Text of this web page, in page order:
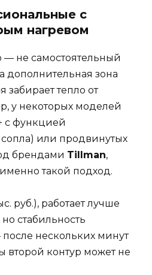
с
нагревом
— не самостоятельный
дополнительная зона
забирает тепло от
у некоторых моделей
с функцией
или продвинутых
брендами Tillman,
именно такой подход.
руб.), работает лучше
стабильность
нескольких минут
второй контур может не